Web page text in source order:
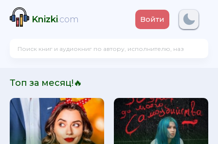
Knizki.com Войти
Топ за месяц!🔥